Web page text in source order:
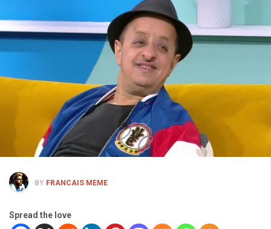
BY FRANCAIS MEME
Spread the love